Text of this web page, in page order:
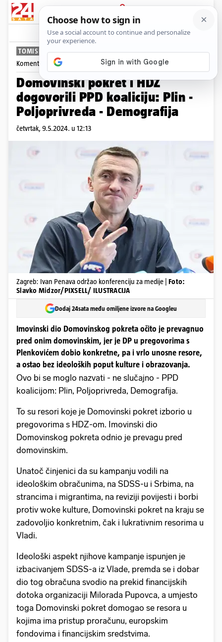
PRIJAVA
News Komentari
TOMISLAV KLAUŠKI
Komentira Tomislav Klauški
Domovinski pokret i HDZ
dogovorili PPD koaliciju: Plin -
Poljoprivreda - Demografija
četvrtak, 9.5.2024. u 12:13
Zagreb: Ivan Penava održao konferenciju za medije | Foto:
Slavko Midzor/PIXSELL/ ILUSTRACIJA
Dodaj 24sata među omiljene izvore na Googleu
Imovinski dio Domovinskog pokreta očito je prevagnuo
pred onim domovinskim, jer je DP u pregovorima s
Plenkovićem dobio konkretne, pa i vrlo unosne resore,
a ostao bez ideoloških poput kulture i obrazovanja.
Ovo bi se moglo nazvati - ne slučajno - PPD
koalicijom: Plin, Poljoprivreda, Demografija.
To su resori koje je Domovinski pokret izborio u
pregovorima s HDZ-om. Imovinski dio
Domovinskog pokreta odnio je prevagu pred
domovinskim.
Unatoč činjenici da su kampanju vodili na
ideološkim obračunima, na SDSS-u i Srbima, na
strancima i migrantima, na reviziji povijesti i borbi
protiv woke kulture, Domovinski pokret na kraju se
zadovoljio konkretnim, čak i lukrativnim resorima u
Vladi.
Ideološki aspekt njihove kampanje ispunjen je
izbacivanjem SDSS-a iz Vlade, premda se i dobar
dio tog obračuna svodio na prekid financijskih
dotoka organizaciji Milorada Pupovca, a umjesto
toga Domovinski pokret domogao se resora u
kojima ima pristup proračunu, europskim
fondovima i financijskim sredstvima.